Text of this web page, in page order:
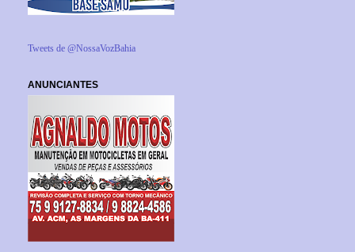
Tweets de @NossaVozBahia
ANUNCIANTES